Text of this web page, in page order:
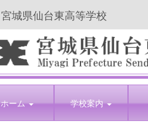
宮城県仙台東高等学校
ホーム 学校案内